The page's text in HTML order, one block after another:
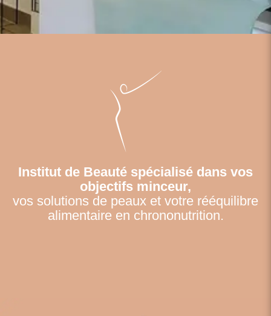
Chrysalide Centre
beauté Minceur
Institut de Beauté spécialisé dans vos
objectifs minceur,
vos solutions de peaux et votre rééquilibre
alimentaire en chrononutrition.